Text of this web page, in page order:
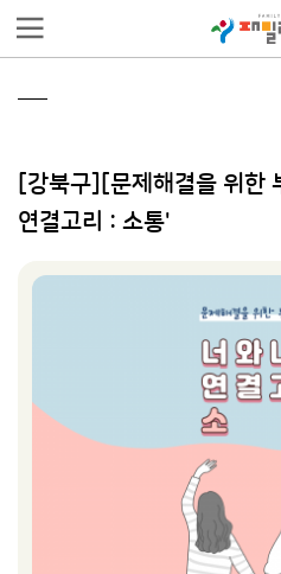
[강북구][문제해결을 위한
연결고리 : 소통'